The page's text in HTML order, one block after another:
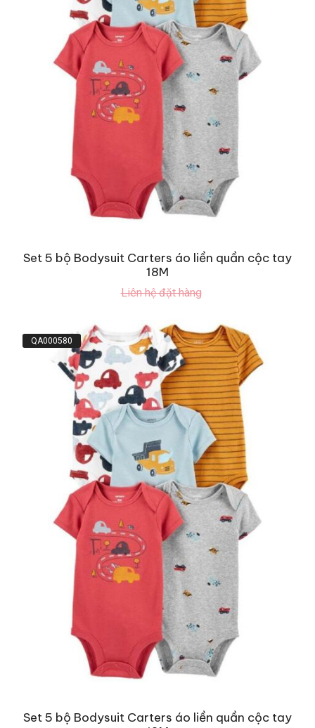
Set 5 bộ Bodysuit Carters áo liền quần cộc tay
18M
Liên hệ đặt hàng
QA000580
Set 5 bộ Bodysuit Carters áo liền quần cộc tay